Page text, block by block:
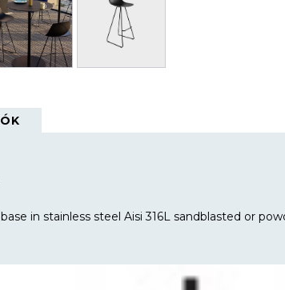
in stainless steel Aisi 316L sandblasted or